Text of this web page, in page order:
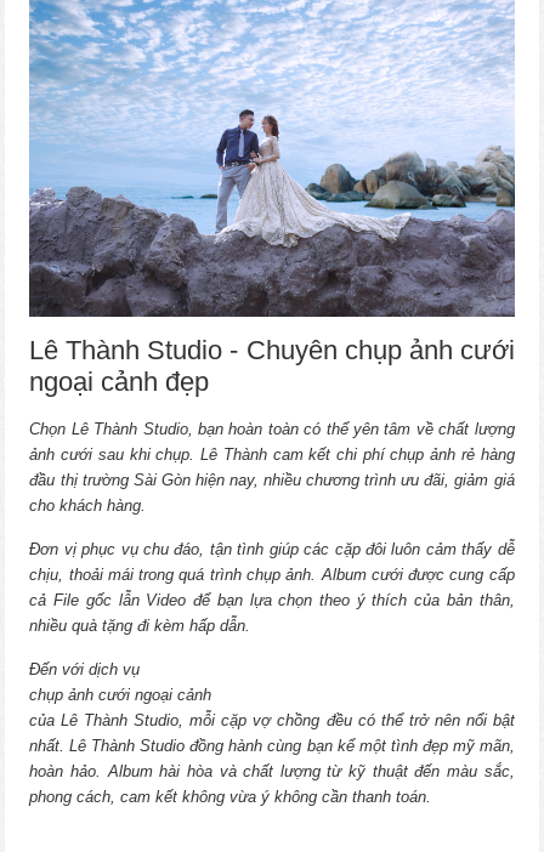
Lê Thành Studio - Chuyên chụp ảnh cưới
ngoại cảnh đẹp
Chọn Lê Thành Studio, bạn hoàn toàn có thể yên tâm về chất lượng
ảnh cưới sau khi chụp. Lê Thành cam kết chi phí chụp ảnh rẻ hàng
đầu thị trường Sài Gòn hiện nay, nhiều chương trình ưu đãi, giảm giá
cho khách hàng.
Đơn vị phục vụ chu đáo, tận tình giúp các cặp đôi luôn cảm thấy dễ
chịu, thoải mái trong quá trình chụp ảnh. Album cưới được cung cấp
cả File gốc lẫn Video để bạn lựa chọn theo ý thích của bản thân,
nhiều quà tặng đi kèm hấp dẫn.
Đến với dịch vụ
chụp ảnh cưới ngoại cảnh
của Lê Thành Studio, mỗi cặp vợ chồng đều có thể trở nên nổi bật
nhất. Lê Thành Studio đồng hành cùng bạn kể một tình đẹp mỹ mãn,
hoàn hảo. Album hài hòa và chất lượng từ kỹ thuật đến màu sắc,
phong cách, cam kết không vừa ý không cần thanh toán.